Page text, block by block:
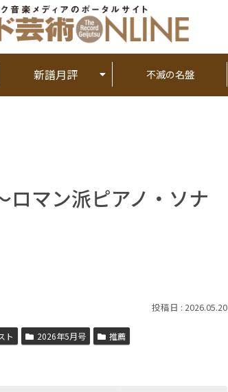
新譜月評 不滅の名盤
マン派ピアノ・ソナ
2026.05.20
ト 2026年5月号
推薦